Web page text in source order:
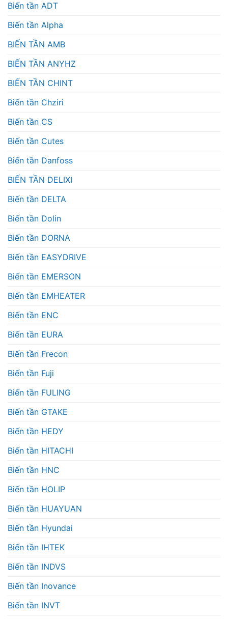
Biến tần ADT
Biến tần Alpha
BIẾN TẦN AMB
BIẾN TẦN ANYHZ
BIẾN TẦN CHINT
Biến tần Chziri
Biến tần CS
Biến tần Cutes
Biến tần Danfoss
BIẾN TẦN DELIXI
Biến tần DELTA
Biến tần Dolin
Biến tần DORNA
Biến tần EASYDRIVE
Biến tần EMERSON
Biến tần EMHEATER
Biến tần ENC
Biến tần EURA
Biến tần Frecon
Biến tần Fuji
Biến tần FULING
Biến tần GTAKE
Biến tần HEDY
Biến tần HITACHI
Biến tần HNC
Biến tần HOLIP
Biến tần HUAYUAN
Biến tần Hyundai
Biến tần IHTEK
Biến tần INDVS
Biến tần Inovance
Biến tần INVT